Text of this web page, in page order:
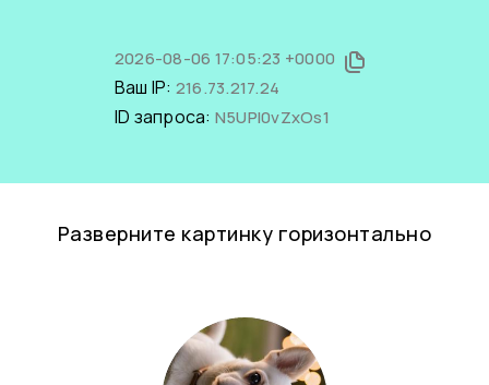
2026-08-06 17:05:23 +0000
Ваш IP: 216.73.217.24
ID запроса: N5UPl0vZxOs1
Разверните картинку горизонтально